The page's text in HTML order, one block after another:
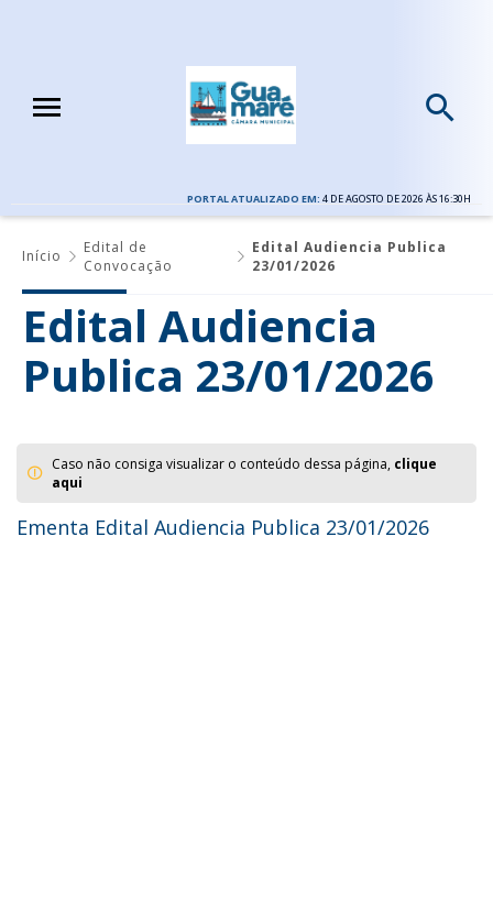
PORTAL ATUALIZADO EM: 4 DE AGOSTO DE 2026 ÀS 16:30H
Início
Edital de
Convocação
Edital Audiencia Publica
23/01/2026
Edital Audiencia
Publica 23/01/2026
Caso não consiga visualizar o conteúdo dessa página, clique
aqui
Ementa Edital Audiencia Publica 23/01/2026